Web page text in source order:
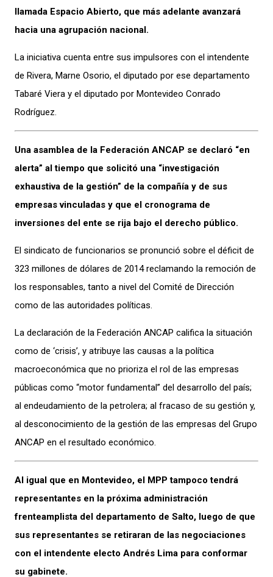
llamada Espacio Abierto, que más adelante avanzará
hacia una agrupación nacional.
La iniciativa cuenta entre sus impulsores con el intendente
de Rivera, Marne Osorio, el diputado por ese departamento
Tabaré Viera y el diputado por Montevideo Conrado
Rodríguez.
Una asamblea de la Federación ANCAP se declaró “en
alerta” al tiempo que solicitó una “investigación
exhaustiva de la gestión” de la compañía y de sus
empresas vinculadas y que el cronograma de
inversiones del ente se rija bajo el derecho público.
El sindicato de funcionarios se pronunció sobre el déficit de
323 millones de dólares de 2014 reclamando la remoción de
los responsables, tanto a nivel del Comité de Dirección
como de las autoridades políticas.
La declaración de la Federación ANCAP califica la situación
como de ‘crisis’, y atribuye las causas a la política
macroeconómica que no prioriza el rol de las empresas
públicas como “motor fundamental” del desarrollo del país;
al endeudamiento de la petrolera; al fracaso de su gestión y,
al desconocimiento de la gestión de las empresas del Grupo
ANCAP en el resultado económico.
Al igual que en Montevideo, el MPP tampoco tendrá
representantes en la próxima administración
frenteamplista del departamento de Salto, luego de que
sus representantes se retiraran de las negociaciones
con el intendente electo Andrés Lima para conformar
su gabinete.